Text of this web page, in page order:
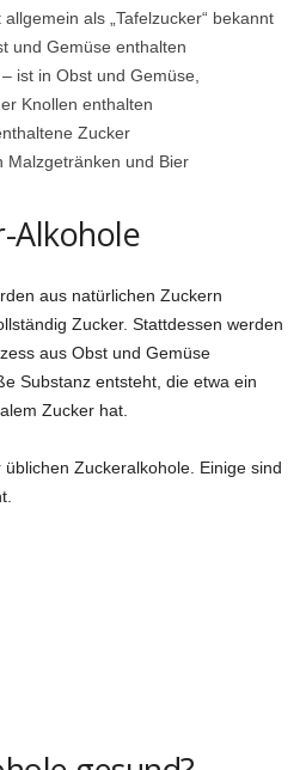
als „Tafelzucker“ bekannt
und Gemüse enthalten
ist in Obst und Gemüse,
Knollen enthalten
Zucker
Malzgetränken und Bier
Alkohole
aus natürlichen Zuckern
Zucker. Stattdessen werden
aus Obst und Gemüse
Substanz entsteht, die etwa ein
Zucker hat.
Zuckeralkohole. Einige sind